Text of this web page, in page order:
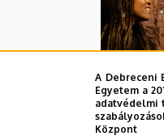
A Debreceni
Egyetem a
adatvédelmi
Központ